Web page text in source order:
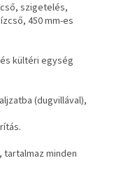
szigetelés,
450 mm-es
kültéri egység
(dugvillával),
, tartalmaz minden